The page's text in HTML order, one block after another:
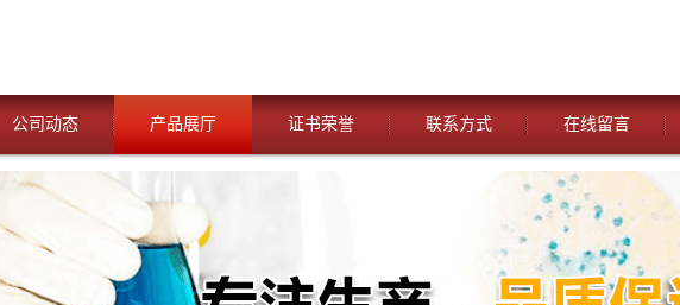
公司动态 产品展厅 证书荣誉 联系方式 在线留言